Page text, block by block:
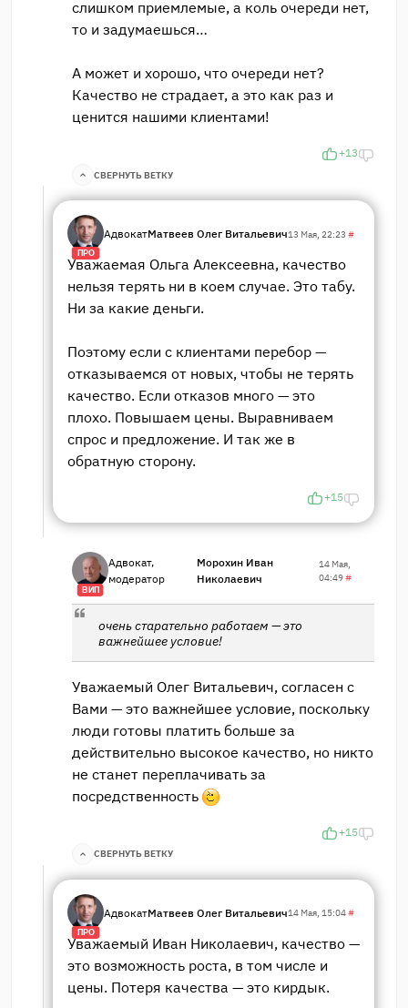
слишком приемлемые, а коль очереди нет,
то и задумаешься…
А может и хорошо, что очереди нет?
Качество не страдает, а это как раз и
ценится нашими клиентами!
+13
СВЕРНУТЬ ВЕТКУ
ПРО
АдвокатМатвеев Олег Витальевич13 Мая, 22:23 #
Уважаемая Ольга Алексеевна, качество
нельзя терять ни в коем случае. Это табу.
Ни за какие деньги.
Поэтому если с клиентами перебор —
отказываемся от новых, чтобы не терять
качество. Если отказов много — это
плохо. Повышаем цены. Выравниваем
спрос и предложение. И так же в
обратную сторону.
+15
ВИП
Адвокат,
модератор
Морохин Иван
Николаевич
14 Мая,
04:49#
очень старательно работаем — это
важнейшее условие!
Уважаемый Олег Витальевич, согласен с
Вами — это важнейшее условие, поскольку
люди готовы платить больше за
действительно высокое качество, но никто
не станет переплачивать за
посредственность
+15
СВЕРНУТЬ ВЕТКУ
ПРО
АдвокатМатвеев Олег Витальевич14 Мая, 15:04#
Уважаемый Иван Николаевич, качество —
это возможность роста, в том числе и
цены. Потеря качества — это кирдык.